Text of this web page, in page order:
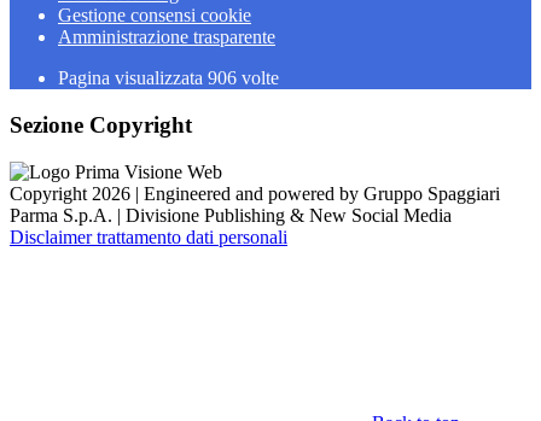
Gestione consensi cookie
Amministrazione trasparente
Pagina visualizzata 906 volte
Sezione Copyright
Copyright 2026 | Engineered and powered by Gruppo Spaggiari
Parma S.p.A. | Divisione Publishing & New Social Media
Disclaimer trattamento dati personali